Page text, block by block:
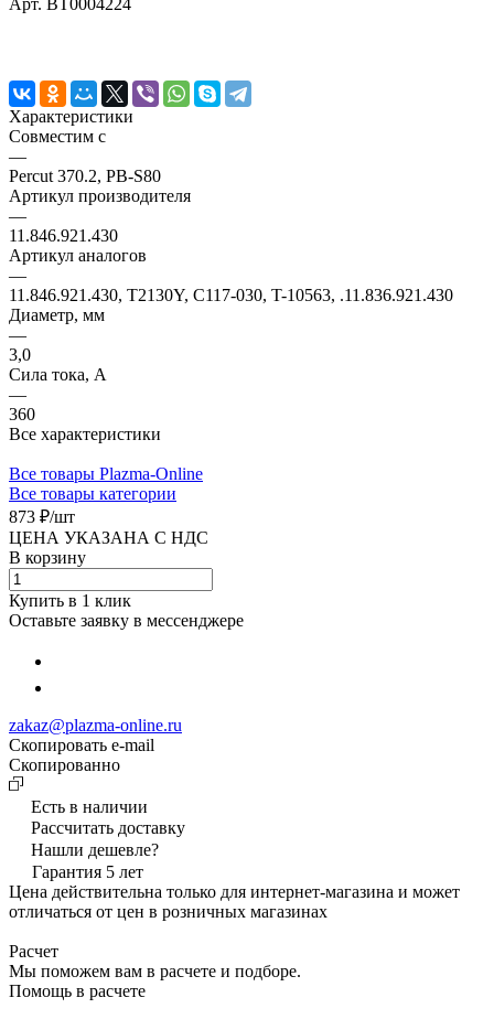
Характеристики
Совместим с
—
Percut 370.2, PB-S80
Артикул производителя
—
11.846.921.430
Артикул аналогов
—
11.846.921.430, T2130Y, C117-030, T-10563, .11.836.921.430
Диаметр, мм
—
3,0
Сила тока, А
—
360
Все характеристики
Все товары Plazma-Online
Все товары категории
873 ₽/шт
ЦЕНА УКАЗАНА С НДС
В корзину
Купить в 1 клик
Оставьте заявку в мессенджере
zakaz@plazma-online.ru
Скопировать e-mail
Cкопированно
Есть в наличии
Рассчитать доставку
Нашли дешевле?
Гарантия 5 лет
Цена действительна только для интернет-магазина и может
отличаться от цен в розничных магазинах
Расчет
Мы поможем вам в расчете и подборе.
Помощь в расчете